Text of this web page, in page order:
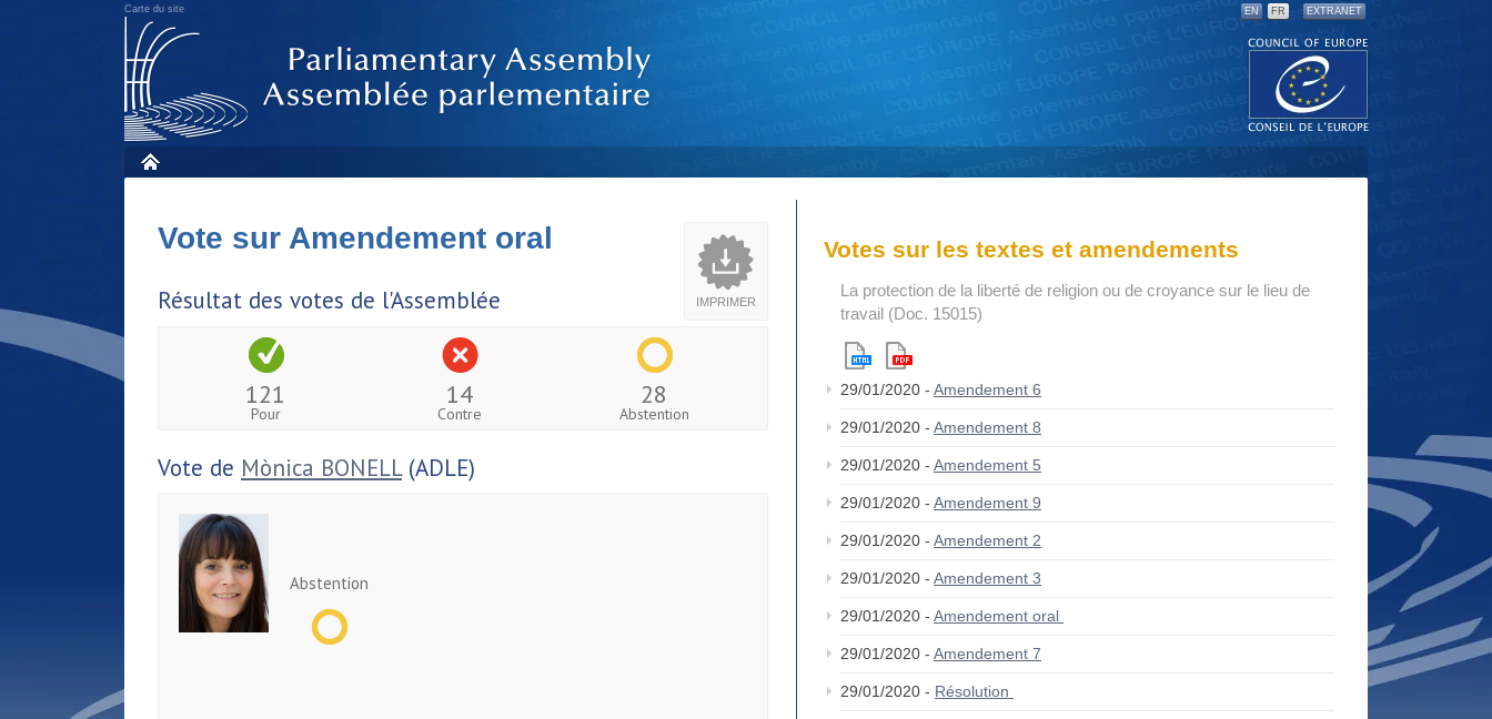
Carte du site EN FR EXTRANET
IMPRIMER
Vote sur Amendement oral
Résultat des votes de l'Assemblée
121
Pour
14
Contre
28
Abstention
Vote de Mònica BONELL(ADLE)
Abstention
Votes sur les textes et amendements
La protection de la liberté de religion ou de croyance sur le lieu de
travail (Doc. 15015)
29/01/2020 - Amendement 6
29/01/2020 - Amendement 8
29/01/2020 - Amendement 5
29/01/2020 - Amendement 9
29/01/2020 - Amendement 2
29/01/2020 - Amendement 3
29/01/2020 - Amendement oral
29/01/2020 - Amendement 7
29/01/2020 - Résolution